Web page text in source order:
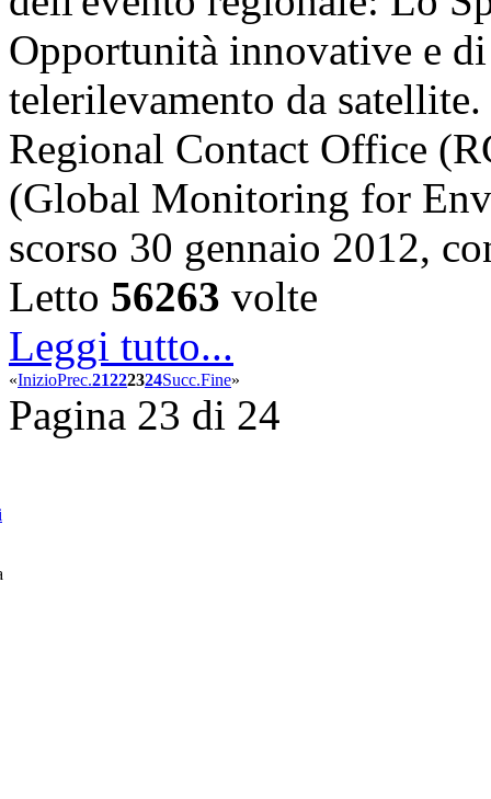
Opportunità innovative e
telerilevamento da
Regional Contact Office
(Global Monitoring for
scorso 30 gennaio 2012,
Letto 56263 volte
Leggi tutto...
«InizioPrec.21222324Succ.Fine»
Pagina 23 di 24